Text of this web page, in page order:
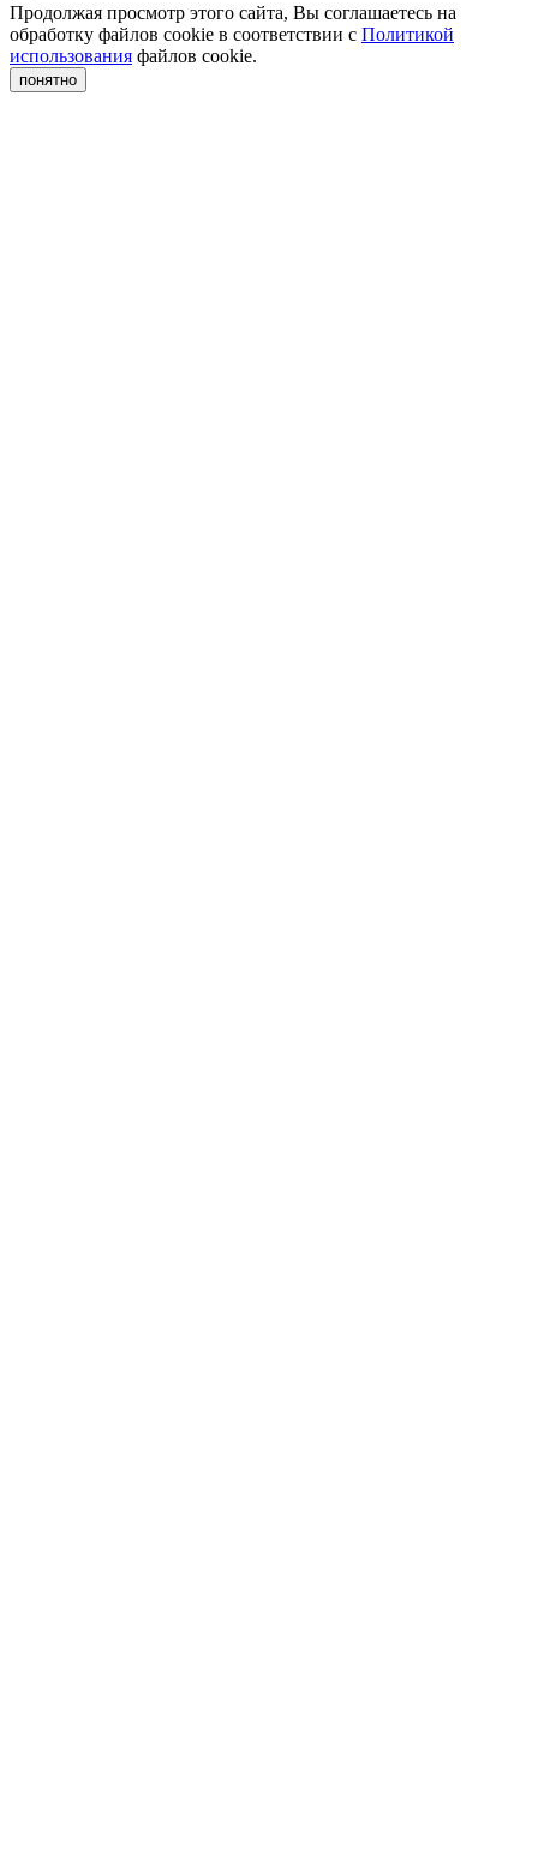
Продолжая просмотр этого сайта, Вы соглашаетесь на
обработку файлов cookie в соответствии с Политикой
использования файлов cookie.
понятно